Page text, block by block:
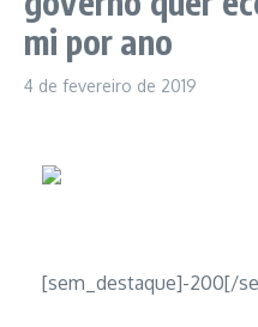
mi por ano
4 de fevereiro de 2019
[sem_destaque]-200[/